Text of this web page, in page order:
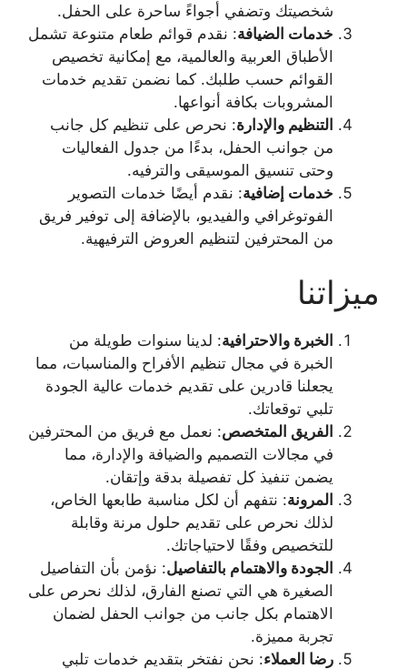
شخصيتك وتضفي أجواءً ساحرة على الحفل.
خدمات الضيافة: نقدم قوائم طعام متنوعة تشمل
الأطباق العربية والعالمية، مع إمكانية تخصيص
القوائم حسب طلبك. كما نضمن تقديم خدمات
المشروبات بكافة أنواعها.
التنظيم والإدارة: نحرص على تنظيم كل جانب
من جوانب الحفل، بدءًا من جدول الفعاليات
وحتى تنسيق الموسيقى والترفيه.
خدمات إضافية: نقدم أيضًا خدمات التصوير
الفوتوغرافي والفيديو، بالإضافة إلى توفير فريق
من المحترفين لتنظيم العروض الترفيهية.
ميزاتنا
الخبرة والاحترافية: لدينا سنوات طويلة من
الخبرة في مجال تنظيم الأفراح والمناسبات، مما
يجعلنا قادرين على تقديم خدمات عالية الجودة
تلبي توقعاتك.
الفريق المتخصص: نعمل مع فريق من المحترفين
في مجالات التصميم والضيافة والإدارة، مما
يضمن تنفيذ كل تفصيلة بدقة وإتقان.
المرونة: نتفهم أن لكل مناسبة طابعها الخاص،
لذلك نحرص على تقديم حلول مرنة وقابلة
للتخصيص وفقًا لاحتياجاتك.
الجودة والاهتمام بالتفاصيل: نؤمن بأن التفاصيل
الصغيرة هي التي تصنع الفارق، لذلك نحرص على
الاهتمام بكل جانب من جوانب الحفل لضمان
تجربة مميزة.
رضا العملاء: نحن نفتخر بتقديم خدمات تلبي